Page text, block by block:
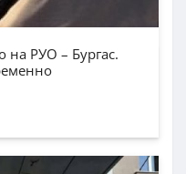
РУО – Бургас.